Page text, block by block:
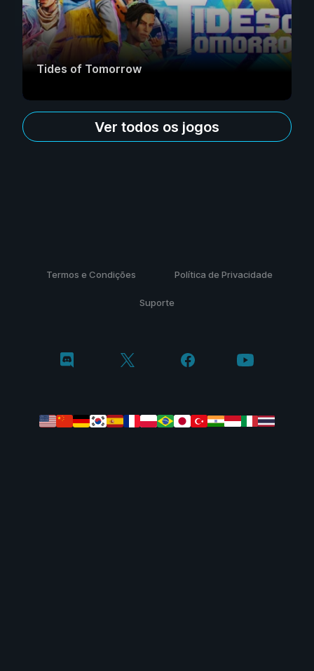
Tides of Tomorrow
Ver todos os jogos
Termos e Condições Política de Privacidade
Suporte